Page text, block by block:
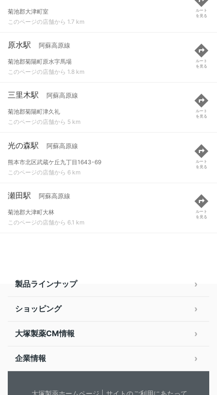
菊池郡大津町室
このページの店舗から 1.7 km
ルート
を見る
原水駅 阿蘇高原線
菊池郡菊陽町原水字馬場
このページの店舗から 1.8 km
ルート
を見る
三里木駅 阿蘇高原線
菊池郡菊陽町津久礼
このページの店舗から 5 km
ルート
を見る
光の森駅 阿蘇高原線
熊本市北区武蔵ケ丘九丁目1643-69
このページの店舗から 6 km
ルート
を見る
瀬田駅 阿蘇高原線
菊池郡大津町大林
このページの店舗から 6.1 km
ルート
を見る
製品ラインナップ
ショッピング
大塚製薬CM情報
企業情報